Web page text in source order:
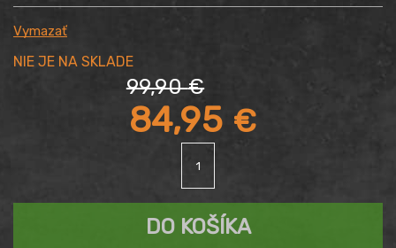
Vymazať
99,90€
Pôvodná
cena
bola:
84,95 €
Aktuálna
cena
Bunda
STEINAR
DO KOŠÍKA